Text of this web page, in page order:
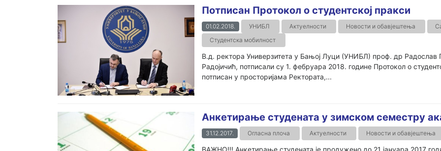
Потписан Протокол о студентској пракси
01.02.2018. УНИБЛ Актуелности Новости и обавјештења
Студентска мобилност
В.д. ректора Универзитета у Бањој Луци (УНИБЛ) проф. др Радослав
Радојичић, потписали су 1. фебруара 2018. године Протокол о
потписан у просторијама Ректората,...
Анкетирање студената у зимском семестру
31.12.2017. Огласна плоча Актуелности Новости и обавјештења